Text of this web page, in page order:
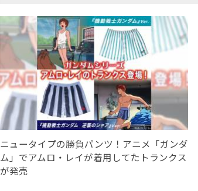
ニュータイプの勝負パンツ！アニメ「ガンダ
ム」でアムロ・レイが着用してたトランクス
が発売